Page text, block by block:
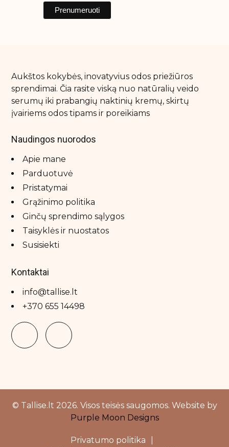
Aukštos kokybės, inovatyvius odos priežiūros
sprendimai. Čia rasite viską nuo natūralių veido
serumų iki prabangių naktinių kremų, skirtų
įvairiems odos tipams ir poreikiams
Naudingos nuorodos
Apie mane
Parduotuvė
Pristatymai
Grąžinimo politika
Ginčų sprendimo sąlygos
Taisyklės ir nuostatos
Susisiekti
Kontaktai
info@tallise.lt
+370 655 14498
© Tallise.lt 2026. Visos teisės saugomos. Website by
Purple Moon Designs
Privatumo politika